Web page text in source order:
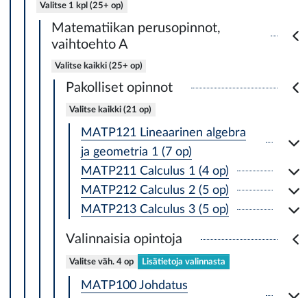
Valitse 1 kpl (25+ op)
Matematiikan perusopinnot,
vaihtoehto A
Valitse kaikki (25+ op)
Pakolliset opinnot
Valitse kaikki (21 op)
MATP121 Lineaarinen algebra
ja geometria 1 (7 op)
MATP211 Calculus 1 (4 op)
MATP212 Calculus 2 (5 op)
MATP213 Calculus 3 (5 op)
Valinnaisia opintoja
Valitse väh. 4 op Lisätietoja valinnasta
MATP100 Johdatus